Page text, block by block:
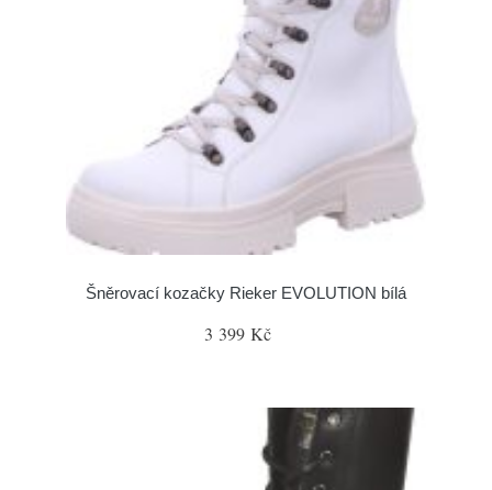
Šněrovací kozačky Rieker EVOLUTION bílá
3 399 Kč